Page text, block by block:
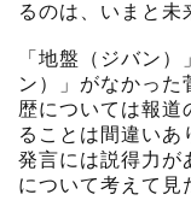
るのは、いまと未
「地盤（ジバン
ン）」がなかった
歴については報道
ることは間違いあ
発言には説得力が
について考えて見